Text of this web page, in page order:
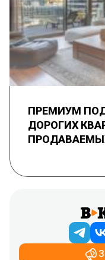
ПРЕМИУМ
ДОРОГИХ